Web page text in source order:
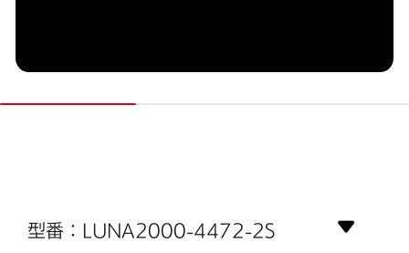
型番：LUNA2000-4472-2S